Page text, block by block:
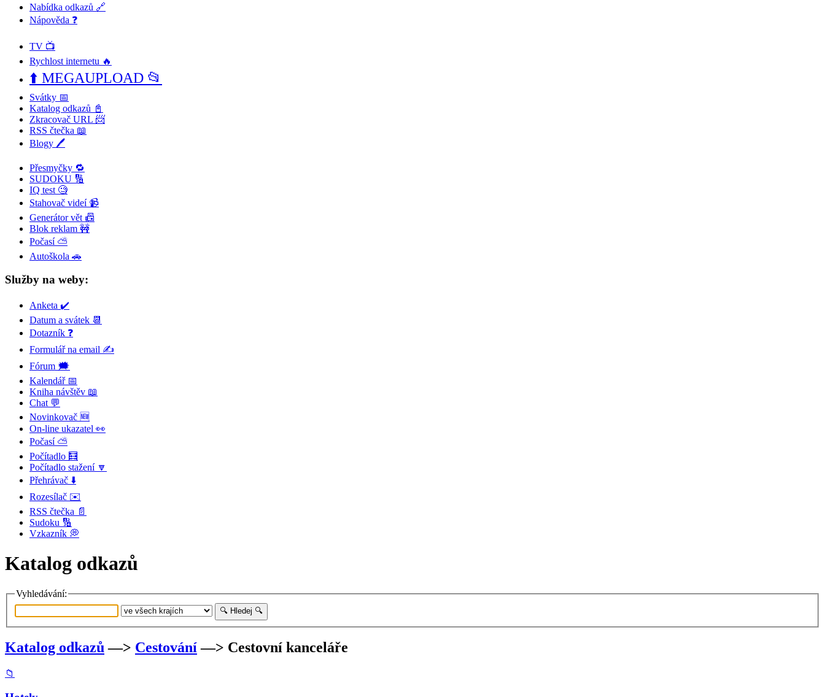
Nabídka odkazů 🔗
Nápověda ❓
TV 📺
Rychlost internetu 🔥
⬆️ MEGAUPLOAD 📂
Svátky 📅
Katalog odkazů 📓
Zkracovač URL 📨
RSS čtečka 📖
Blogy 🖊️
Přesmyčky 🔁
SUDOKU 🔢
IQ test 🧐
Stahovač videí 📹
Generátor vět 📠
Blok reklam 🚧
Počasí ⛅
Autoškola 🚗
Služby na weby:
Anketa ✔️
Datum a svátek 📆
Dotazník ❓
Formulář na email ✍️
Fórum 🗯
Kalendář 📅
Kniha návštěv 📖
Chat 💬
Novinkovač 🆕
On-line ukazatel 👀
Počasí ⛅
Počítadlo 🧮
Počítadlo stažení 🔽
Přehrávač ⬇️
Rozesílač ✉️
RSS čtečka 📄
Sudoku 🔢
Vzkazník 💭
Katalog odkazů
Vyhledávání:
Katalog odkazů—> Cestování—> Cestovní kanceláře
📁